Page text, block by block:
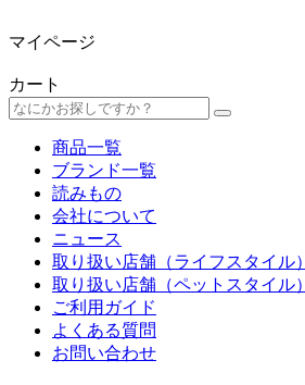
マイページ
カート
商品一覧
ブランド一覧
読みもの
会社について
ニュース
取り扱い店舗（ライフスタイル）
取り扱い店舗（ペットスタイル）
ご利用ガイド
よくある質問
お問い合わせ